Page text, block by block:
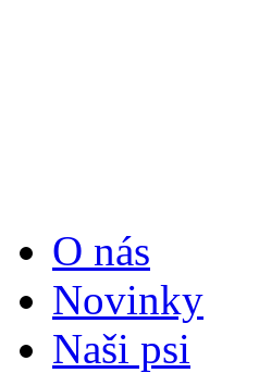
O nás
Novinky
Naši psi